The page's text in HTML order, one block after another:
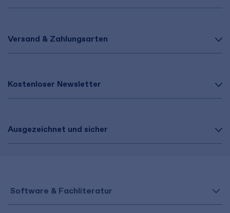
Versand & Zahlungsarten
Kostenloser Newsletter
Ausgezeichnet und sicher
Software & Fachliteratur